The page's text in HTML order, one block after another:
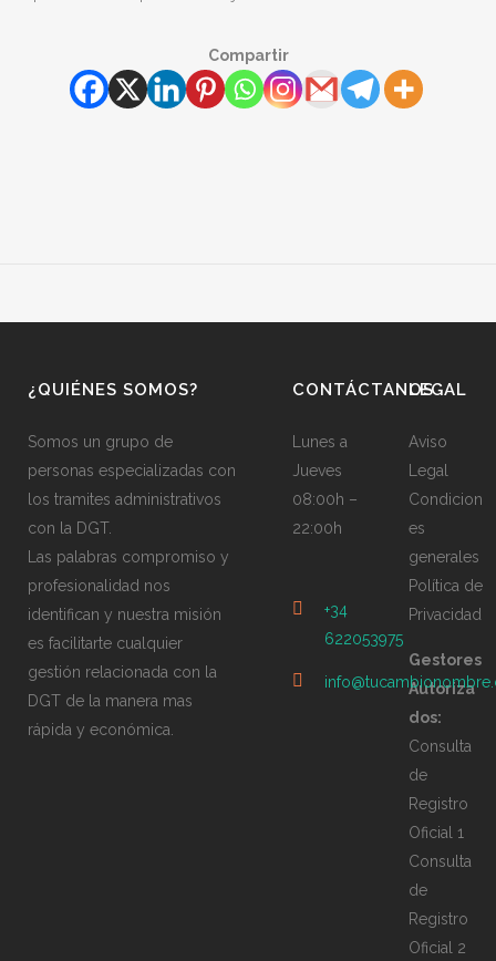
Compartir
¿QUIÉNES SOMOS?
Somos un grupo de
personas especializadas con
los tramites administrativos
con la DGT.
Las palabras compromiso y
profesionalidad nos
identifican y nuestra misión
es facilitarte cualquier
gestión relacionada con la
DGT de la manera mas
rápida y económica.
CONTÁCTANOS
Lunes a
Jueves
08:00h –
22:00h
+34
622053975
LEGAL
Aviso
Legal
Condicion
es
generales
Política de
Privacidad
Gestores
Autoriza
dos:
Consulta
de
Registro
Oficial 1
Consulta
de
Registro
Oficial 2